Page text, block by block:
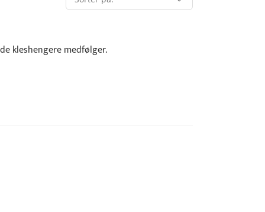
kleshengere medfølger.